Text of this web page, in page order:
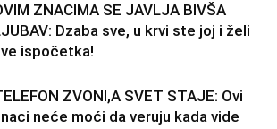
ZNACIMA SE JAVLJA BIVŠA
Dzaba sve, u krvi ste joj i želi
ispočetka!
ZVONI,A SVET STAJE: Ovi
neće moći da veruju kada vide